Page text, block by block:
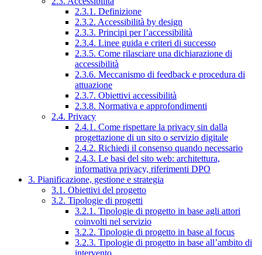
2.3.1. Definizione
2.3.2. Accessibilità by design
2.3.3. Principi per l’accessibilità
2.3.4. Linee guida e criteri di successo
2.3.5. Come rilasciare una dichiarazione di
accessibilità
2.3.6. Meccanismo di feedback e procedura di
attuazione
2.3.7. Obiettivi accessibilità
2.3.8. Normativa e approfondimenti
2.4. Privacy
2.4.1. Come rispettare la privacy sin dalla
progettazione di un sito o servizio digitale
2.4.2. Richiedi il consenso quando necessario
2.4.3. Le basi del sito web: architettura,
informativa privacy, riferimenti DPO
3. Pianificazione, gestione e strategia
3.1. Obiettivi del progetto
3.2. Tipologie di progetti
3.2.1. Tipologie di progetto in base agli attori
coinvolti nel servizio
3.2.2. Tipologie di progetto in base al focus
3.2.3. Tipologie di progetto in base all’ambito di
intervento